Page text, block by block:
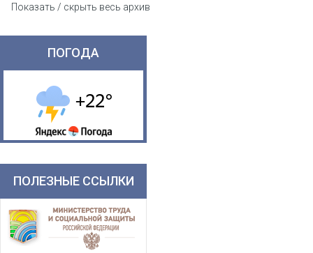
Показать / скрыть весь архив
ПОГОДА
ПОЛЕЗНЫЕ ССЫЛКИ